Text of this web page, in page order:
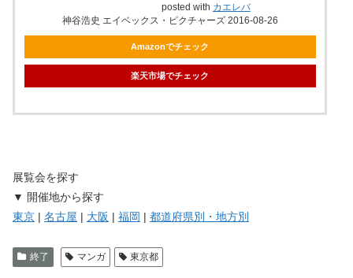
posted with カエレバ
神谷浩史 エイベックス・ピクチャーズ 2016-08-26
Amazonでチェック
楽天市場でチェック
展覧会を探す
▼ 開催地から探す
東京 | 名古屋 | 大阪 | 福岡 | 都道府県別・地方別
終了 マンガ 東京都